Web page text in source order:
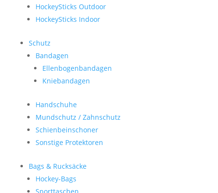
HockeySticks Outdoor
HockeySticks Indoor
Schutz
Bandagen
Ellenbogenbandagen
Kniebandagen
Handschuhe
Mundschutz / Zahnschutz
Schienbeinschoner
Sonstige Protektoren
Bags & Rucksäcke
Hockey-Bags